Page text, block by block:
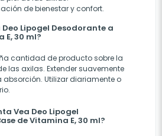
de bienestar y confort.
Lipogel Desodorante a
E, 30 ml?
cantidad de producto sobre la
las axilas. Extender suavemente
Utilizar diariamente o
Vea Deo Lipogel
de Vitamina E, 30 ml?